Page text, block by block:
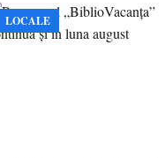
LOCALE